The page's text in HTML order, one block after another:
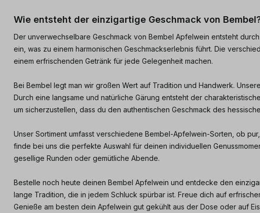
Wie entsteht der einzigartige Geschmack von
Der unverwechselbare Geschmack von Bembel Apfelwein entsteht
ein, was zu einem harmonischen Geschmackserlebnis führt. Die
einem erfrischenden Getränk für jede Gelegenheit machen.
Bei Bembel legt man wir großen Wert auf Tradition und Handwerk.
Durch eine langsame und natürliche Gärung entsteht der
um sicherzustellen, dass du den authentischen Geschmack des
Unser Sortiment umfasst verschiedene Bembel-Apfelwein-Sorten, ob
finde bei uns die perfekte Auswahl für deinen individuellen
gesellige Runden oder gemütliche Abende.
Bestelle noch heute deinen Bembel Apfelwein und entdecke den
lange Tradition, die in jedem Schluck spürbar ist. Freue dich auf
Genieße am besten dein Apfelwein gut gekühlt aus der Dose oder auf